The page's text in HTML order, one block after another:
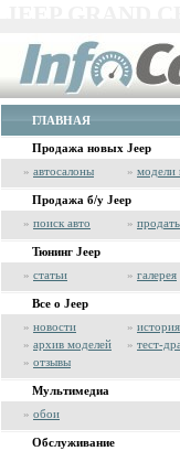
ГЛАВНАЯ
Продажа новых Jeep
» автосалоны » модели
Продажа б/у Jeep
» поиск авто » продать
Тюнинг Jeep
» статьи » галерея
Все о Jeep
» новости »
» архив моделей » тест-
» отзывы
Мультимедиа
» обои
Обслуживание